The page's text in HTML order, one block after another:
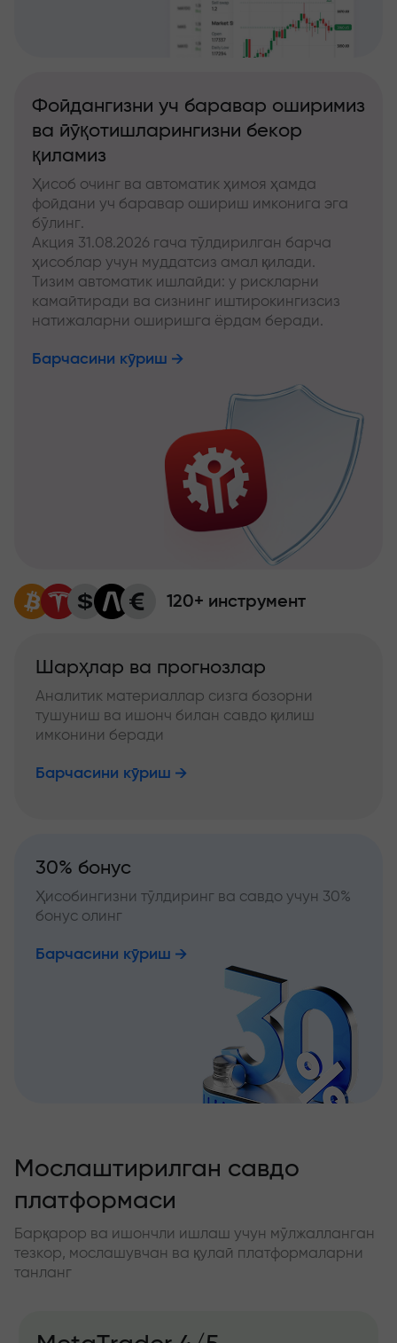
Фойдангизни уч баравар оширимиз
ва йўқотишларингизни бекор
қиламиз
Ҳисоб очинг ва автоматик ҳимоя ҳамда
фойдани уч баравар ошириш имконига эга
бўлинг.
Акция 31.08.2026 гача тўлдирилган барча
ҳисоблар учун муддатсиз амал қилади.
Тизим автоматик ишлайди: у рискларни
камайтиради ва сизнинг иштирокингизсиз
натижаларни оширишга ёрдам беради.
Барчасини кўриш
120+ инструмент
Шарҳлар ва прогнозлар
Аналитик материаллар сизга бозорни
тушуниш ва ишонч билан савдо қилиш
имконини беради
Барчасини кўриш
30% бонус
Ҳисобингизни тўлдиринг ва савдо учун 30%
бонус олинг
Барчасини кўриш
Мослаштирилган савдо
платформаси
Барқарор ва ишончли ишлаш учун мўлжалланган
тезкор, мослашувчан ва қулай платформаларни
танланг